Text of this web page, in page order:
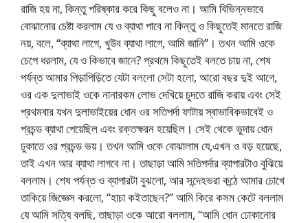
রাজি হয় না, কিন্তু পরিষ্কার করে কিছু বলেও না। আমি বিভিন্নভাবে
বোঝানোর চেষ্টা করলাম যে ও ব্যাথা পাবে না কিন্তু ও কিছুতেই মানতে রাজি
নয়, বলে, “ব্যাথা লাগে, খুউব ব্যাথা লাগে, আমি জানি”। তখন আমি ওকে
চেপে ধরলাম, যে ও কিভাবে জানে? প্রথমে কিছুতেই বলতে চায় না, শেষ
পর্যন্ত আমার পিড়াপিড়িতে যেটা বললো সেটা হলো, আরো বছর দুই আগে,
ওর এক দুলাভাই ওকে নানারকম লোভ দেখিয়ে চুদতে রাজি করায় এবং সেই
প্রথমবার যখন দুলাভাইয়ের ধোন ওর সতিপর্দা ফাটায় স্বাভাবিকভাবেই ও
প্রচন্ড ব্যাথা পেয়েছিল এবং রক্তক্ষরন হয়েছিল। সেই থেকে ভুদায় ধোন
ঢুকাতে ওর প্রচন্ড ভয়। তখন আমি ওকে বোঝালাম যে,এখন ও বড় হয়েছে,
তাই এখন আর ব্যাথা লাগবে না। তাছাড়া আমি সতিপর্দার ব্যাপারটাও বুঝিয়ে
বললাম। শেষ পর্যন্ত ও ব্যাপারটা বুঝলো, আর সন্দেহভরা কন্ঠে আমার চোখে
তাকিয়ে জিজ্ঞেস করলো, “হাচা কইতাছেন?” আমি কিরে কসম কেটে বললাম
যে আমি সত্যি বলছি, তাছাড়া ওকে আরো বললাম, “আমি ধোন ঢোকানোর